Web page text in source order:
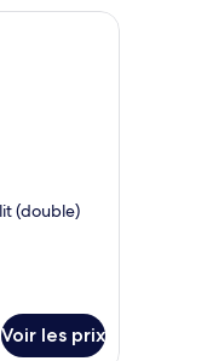
fenêtre donnant sur un
avec un grand lit, une
(double)
Voir les prix